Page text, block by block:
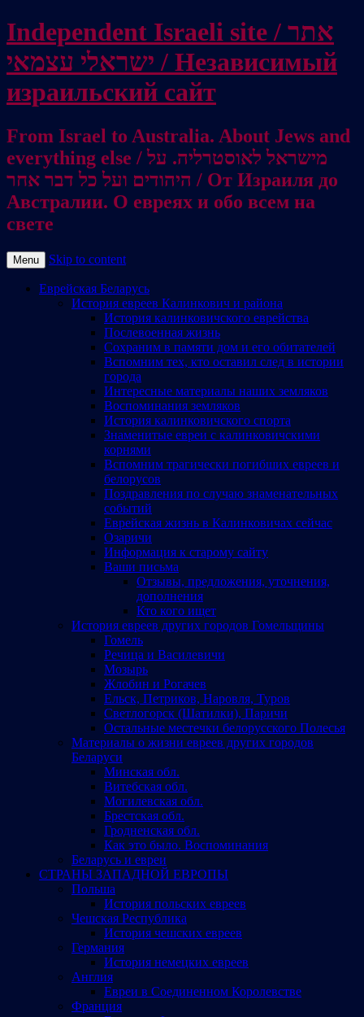
Independent Israeli site / אתר
ישראלי עצמאי / Независимый
израильский сайт
From Israel to Australia. About Jews and
everything else / מישראל לאוסטרליה. על
היהודים ועל כל דבר אחר / От Израиля до
Австралии. О евреях и обо всем на
свете
Menu Skip to content
Еврейская Беларусь
История евреев Калинкович и района
История калинковичского еврейства
Послевоенная жизнь
Сохраним в памяти дом и его обитателей
Вспомним тех, кто оставил след в истории
города
Интересные материалы наших земляков
Воспоминания земляков
История калинковичского спорта
Знаменитые евреи с калинковичскими
корнями
Вспомним трагически погибших евреев и
белорусов
Поздравления по случаю знаменательных
событий
Еврейская жизнь в Калинковичах сейчас
Озаричи
Информация к старому сайту
Ваши письма
Отзывы, предложения, уточнения,
дополнения
Кто кого ищет
История евреев других городов Гомельщины
Гомель
Речица и Василевичи
Мозырь
Жлобин и Рогачев
Ельск, Петриков, Наровля, Туров
Светлогорск (Шатилки), Паричи
Остальные местечки белорусского Полесья
Материалы о жизни евреев других городов
Беларуси
Минская обл.
Витебская обл.
Могилевская обл.
Брестская обл.
Гродненская обл.
Как это было. Воспоминания
Беларусь и евреи
СТРАНЫ ЗАПАДНОЙ ЕВРОПЫ
Польша
История польских евреев
Чешская Республика
История чешских евреев
Германия
История немецких евреев
Англия
Евреи в Соединенном Королевстве
Франция